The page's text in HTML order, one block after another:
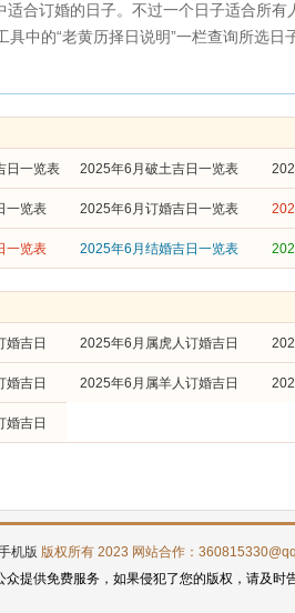
订婚的日子。不过一个日子适合所有
具中的“老黄历择日说明”一栏查询所选
日一览表 2025年6月破土吉日一览表
一览表 2025年6月订婚吉日一览表
一览表 2025年6月结婚吉日一览表
婚吉日 2025年6月属虎人订婚吉日
婚吉日 2025年6月属羊人订婚吉日
婚吉日
机版 版权所有 2023 网站合作：
提供免费服务，如果侵犯了您的版权，请及时